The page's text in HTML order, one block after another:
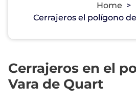
Home >
Cerrajeros el polígono
Cerrajeros en el
Vara de Quart